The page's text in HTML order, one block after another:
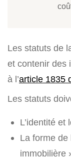
Les statuts de
et contenir des
à l’article 1835
Les statuts
L’identité
La forme
immobilière